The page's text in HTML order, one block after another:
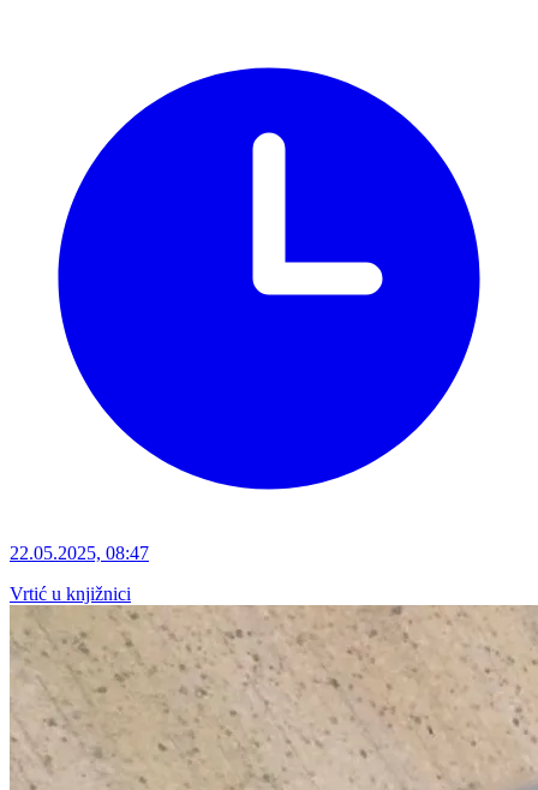
22.05.2025, 08:47
Vrtić u knjižnici